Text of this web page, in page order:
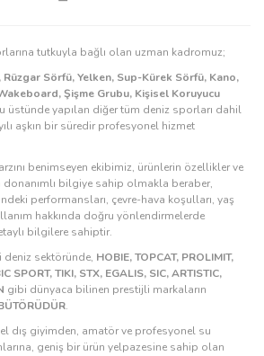
tutkuyla bağlı olan uzman kadromuz;
Sörfü, Yelken, Sup-Kürek Sörfü, Kano,
Şişme Grubu, Kişisel Koruyucu
üstünde yapılan diğer tüm deniz sporları dahil
aşkın bir süredir profesyonel hizmet
benimseyen ekibimiz, ürünlerin özellikler ve
donanımlı bilgiye sahip olmakla beraber,
performansları, çevre-hava koşulları, yaş
hakkında doğru yönlendirmelerde
bilgilere sahiptir.
deniz sektöründe, HOBIE, TOPCAT, PROLIMIT,
SPORT, TIKI, STX, EGALIS, SIC, ARTISTIC,
gibi dünyaca bilinen prestijli markaların
.
dış giyimden, amatör ve profesyonel su
geniş bir ürün yelpazesine sahip olan